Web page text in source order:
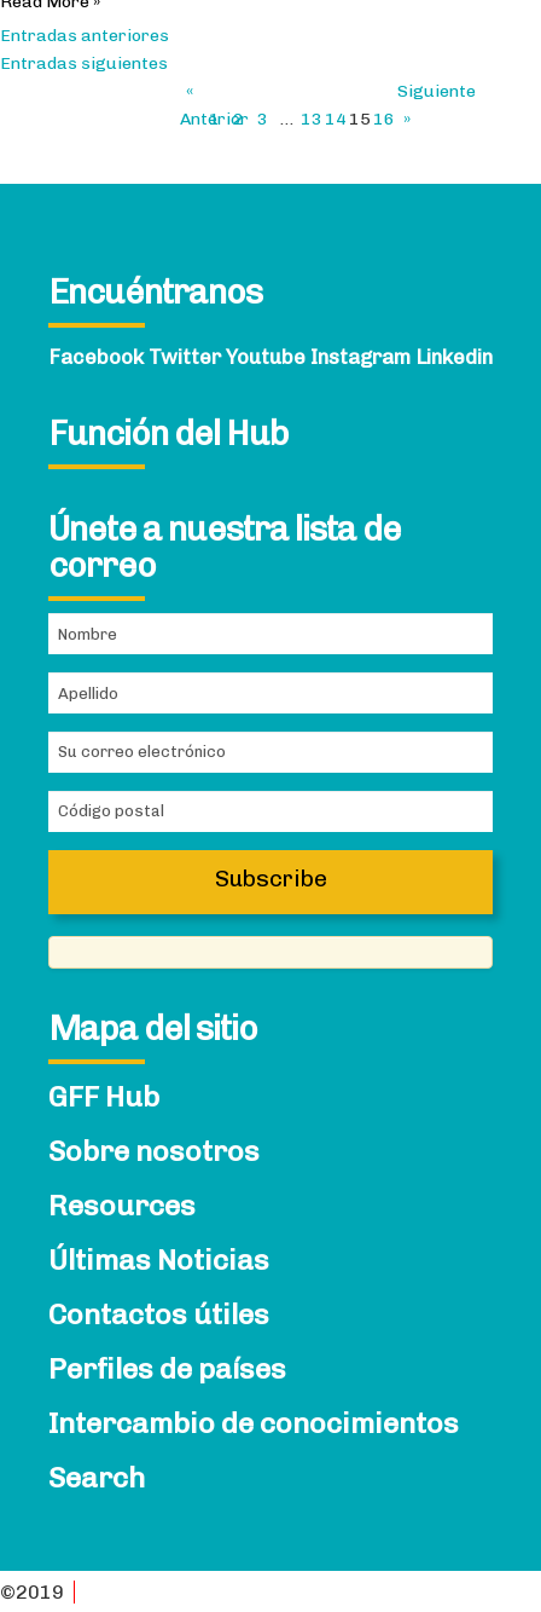
Navegación
Entradas anteriores
Entradas siguientes
«
Anterior
1 2 3 … 13 14 15 16
Siguiente
»
Encuéntranos
Facebook Twitter Youtube Instagram Linkedin
Función del Hub
Únete a nuestra lista de
correo
Mapa del sitio
GFF Hub
Sobre nosotros
Resources
Últimas Noticias
Contactos útiles
Perfiles de países
Intercambio de conocimientos
Search
©2019